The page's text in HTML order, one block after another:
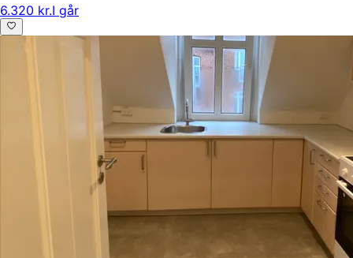
6.320 kr.I går